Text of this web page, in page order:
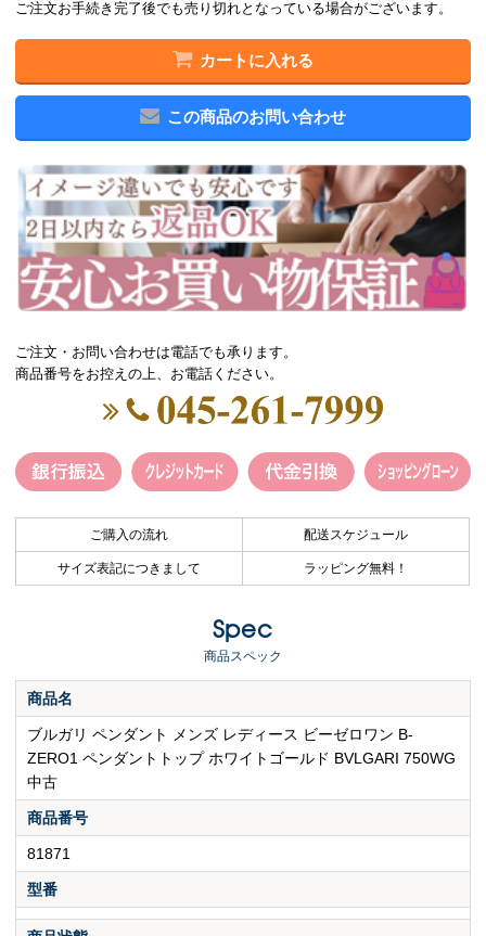
ご注文お手続き完了後でも売り切れとなっている場合がございます。
カートに入れる
この商品のお問い合わせ
ご注文・お問い合わせは電話でも承ります。
商品番号をお控えの上、お電話ください。
ご購入の流れ 配送スケジュール
サイズ表記につきまして ラッピング無料！
Spec
商品スペック
商品名
ブルガリ ペンダント メンズ レディース ビーゼロワン B-
ZERO1 ペンダントトップ ホワイトゴールド BVLGARI 750WG
中古
商品番号
81871
型番